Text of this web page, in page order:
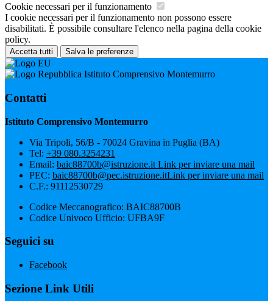
Cookie necessari per il funzionamento
I cookie necessari per il funzionamento non possono essere
disabilitati. È possibile consultare l'elenco nella pagina della cookie
policy.
Accetta tutti Salva le preferenze
Istituto Comprensivo Montemurro
Contatti
Istituto Comprensivo Montemurro
Via Tripoli, 56/B - 70024 Gravina in Puglia (BA)
Tel: +39 080.3254231
Email: baic88700b@istruzione.it Link per inviare una mail
PEC: baic88700b@pec.istruzione.itLink per inviare una mail
C.F.: 91112530729
Codice Meccanografico: BAIC88700B
Codice Univoco Ufficio: UFBA9F
Seguici su
Facebook
Sezione Link Utili